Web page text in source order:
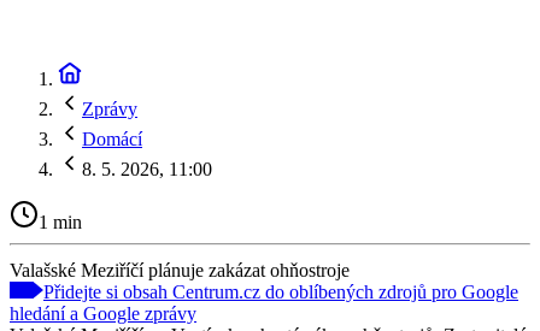
Zprávy
Domácí
8. 5. 2026, 11:00
1 min
Valašské Meziříčí plánuje zakázat ohňostroje
Přidejte si obsah Centrum.cz do oblíbených zdrojů pro Google
hledání a Google zprávy